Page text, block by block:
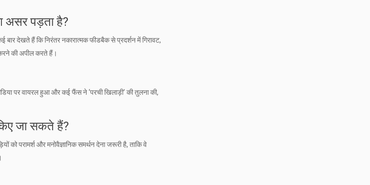
असर पड़ता है?
बार देखते हैं कि निरंतर नकारात्मक फीडबैक से प्रदर्शन में गिरावट,
की अपील करते हैं।
पर वायरल हुआ और कई फैंस ने ‘परची खिलाड़ी’ की तुलना की,
जा सकते हैं?
को परामर्श और मनोवैज्ञानिक समर्थन देना जरूरी है, ताकि वे